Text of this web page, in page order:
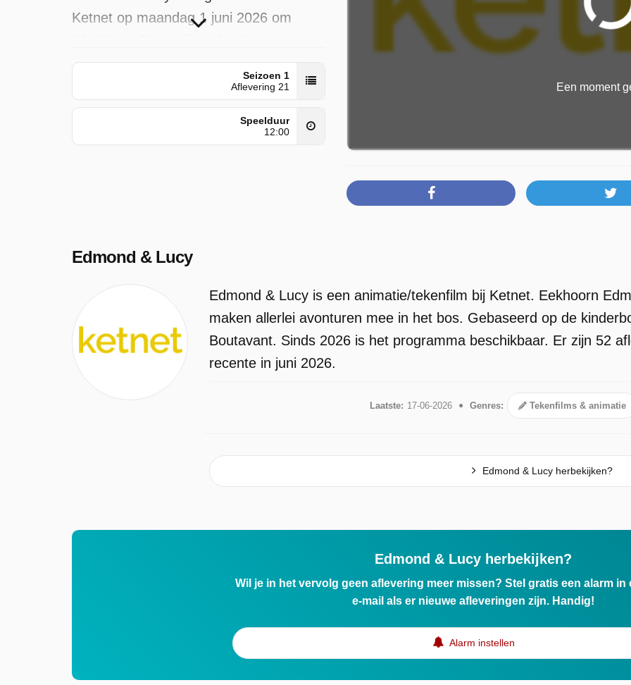
Ketnet op maandag 1 juni 2026 om
eerst geplaatst op vrijdag 27 oktober
Seizoen 1
Aflevering 21
Speelduur
12:00
Een moment
Edmond & Lucy
Edmond & Lucy is een animatie/tekenfilm bij Ketnet. Eekhoorn
maken allerlei avonturen mee in het bos. Gebaseerd op de
Boutavant. Sinds 2026 is het programma beschikbaar. Er zijn 52
recente in juni 2026.
Laatste: 17-06-2026 Genres: Tekenfilms & animatie
Edmond & Lucy herbekijken?
Edmond & Lucy herbekijken?
Wil je in het vervolg geen aflevering meer missen? Stel gratis een alarm in
e-mail als er nieuwe afleveringen zijn. Handig!
Alarm instellen